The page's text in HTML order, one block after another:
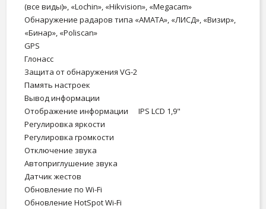
(все виды)», «Lochin», «Hikvision», «Megacam»
Обнаружение радаров типа «АМАТА», «ЛИСД», «Визир»,
«Бинар», «Poliscan»
GPS
Глонасс
Защита от обнаружения VG-2
Память настроек
Вывод информации
Отображение информации
IPS LCD 1,9"
Регулировка яркости
Регулировка громкости
Отключение звука
Автоприглушение звука
Датчик жестов
Обновление по Wi-Fi
Обновление HotSpot Wi-Fi